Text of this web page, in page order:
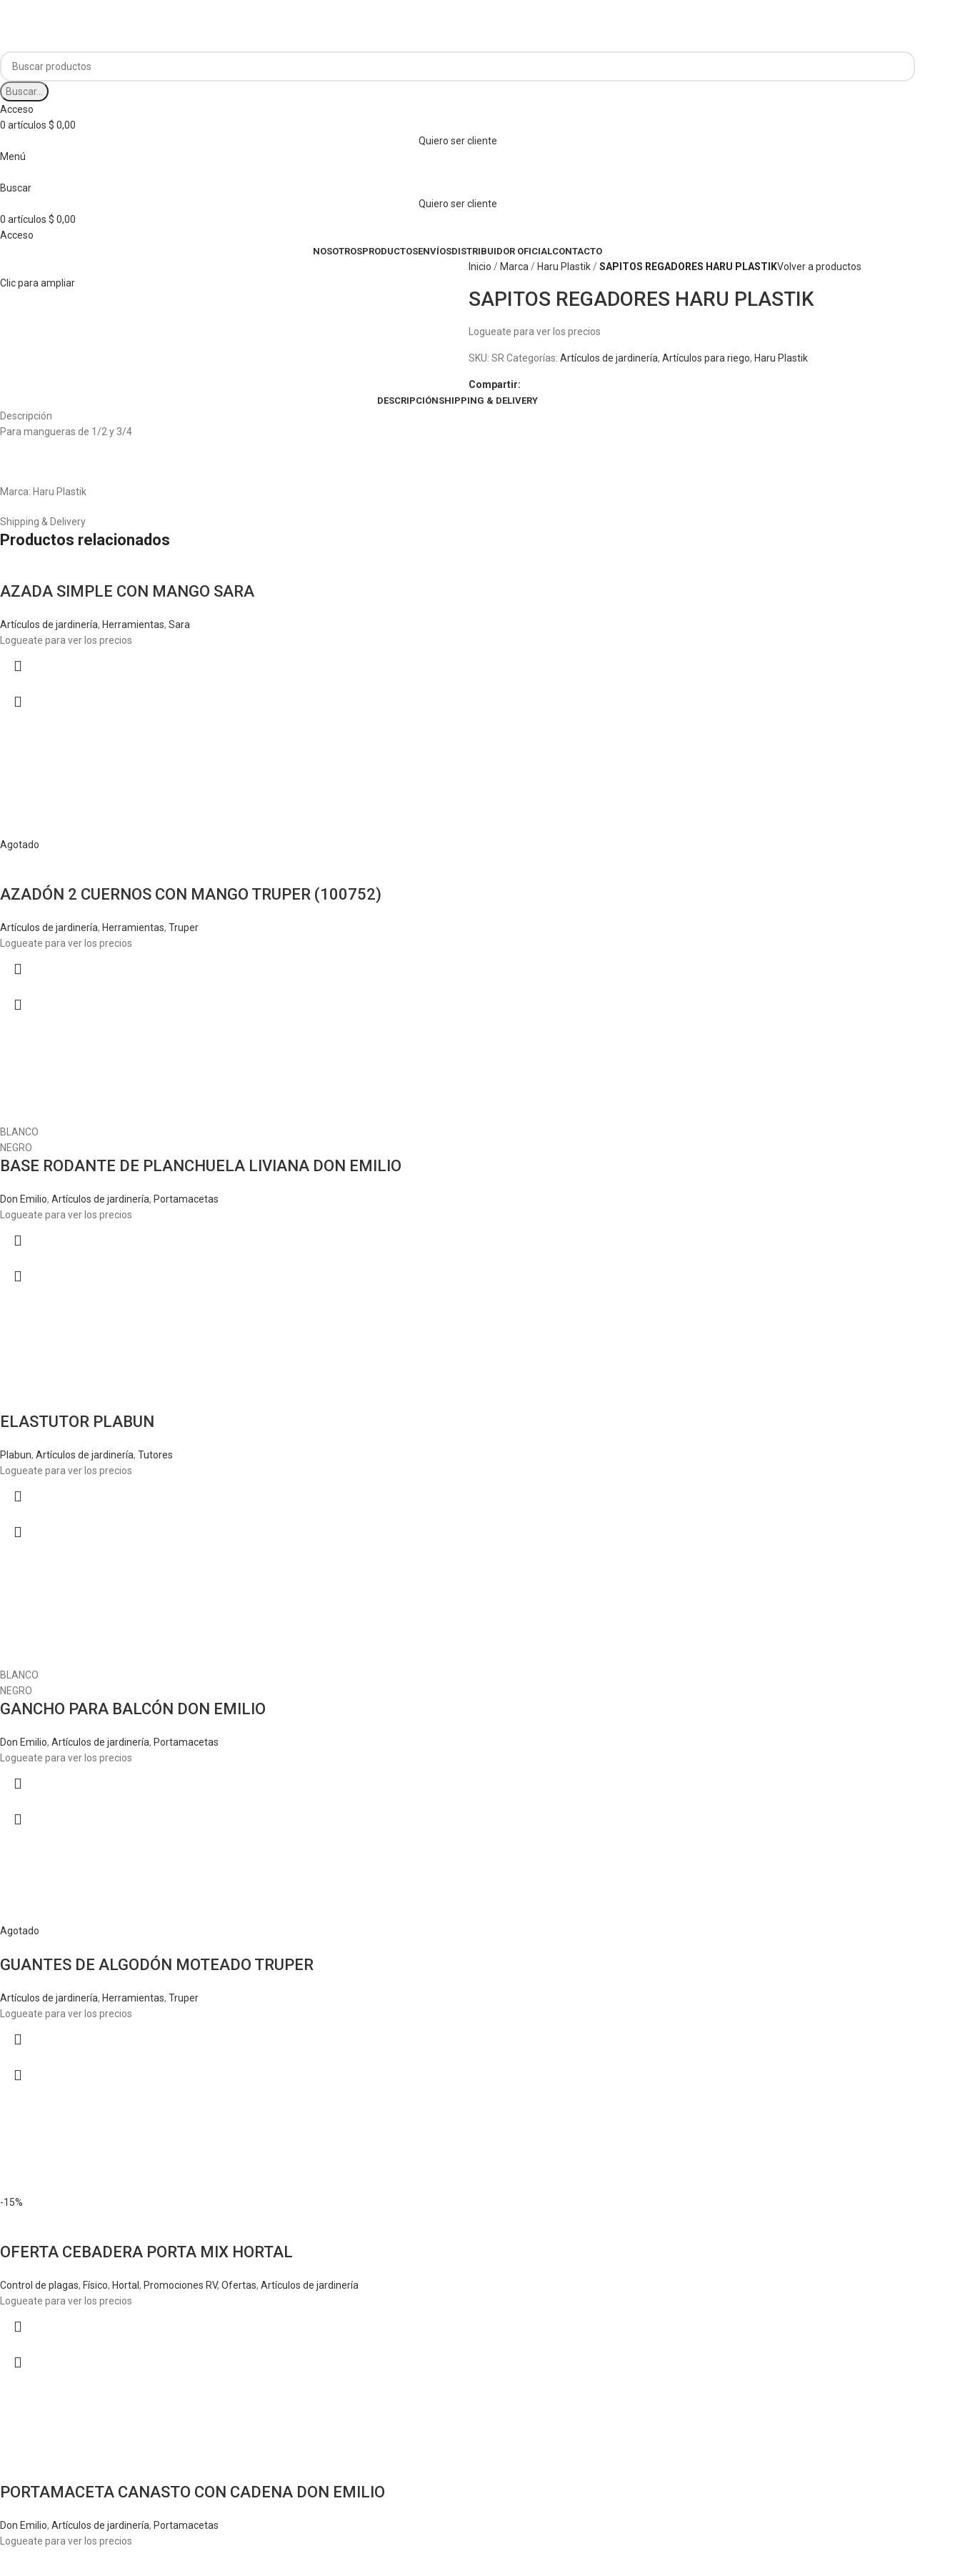
Buscar...
Acceso
0 artículos $ 0,00
Quiero ser cliente
Menú
Buscar
Quiero ser cliente
0 artículos $ 0,00
Acceso
NOSOTROSPRODUCTOSENVÍOSDISTRIBUIDOR OFICIALCONTACTO
Clic para ampliar
Inicio Marca Haru Plastik SAPITOS REGADORES HARU PLASTIKVolver a productos
SAPITOS REGADORES HARU PLASTIK
Logueate para ver los precios
SKU: SR Categorías: Artículos de jardinería, Artículos para riego, Haru Plastik
Compartir:
DESCRIPCIÓNSHIPPING & DELIVERY
Descripción
Para mangueras de 1/2 y 3/4
Marca: Haru Plastik
Shipping & Delivery
Productos relacionados
AZADA SIMPLE CON MANGO SARA
Artículos de jardinería, Herramientas, Sara
Logueate para ver los precios
Agotado
AZADÓN 2 CUERNOS CON MANGO TRUPER (100752)
Artículos de jardinería, Herramientas, Truper
Logueate para ver los precios
BLANCO
NEGRO
BASE RODANTE DE PLANCHUELA LIVIANA DON EMILIO
Don Emilio, Artículos de jardinería, Portamacetas
Logueate para ver los precios
ELASTUTOR PLABUN
Plabun, Artículos de jardinería, Tutores
Logueate para ver los precios
BLANCO
NEGRO
GANCHO PARA BALCÓN DON EMILIO
Don Emilio, Artículos de jardinería, Portamacetas
Logueate para ver los precios
Agotado
GUANTES DE ALGODÓN MOTEADO TRUPER
Artículos de jardinería, Herramientas, Truper
Logueate para ver los precios
-15%
OFERTA CEBADERA PORTA MIX HORTAL
Control de plagas, Físico, Hortal , Promociones RV, Ofertas, Artículos de jardinería
Logueate para ver los precios
PORTAMACETA CANASTO CON CADENA DON EMILIO
Don Emilio, Artículos de jardinería, Portamacetas
Logueate para ver los precios